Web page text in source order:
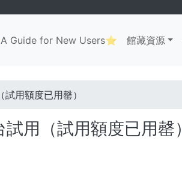
Guide for New Users⭐ 館藏資源
用額度已用罄）
用（試用額度已用罄）